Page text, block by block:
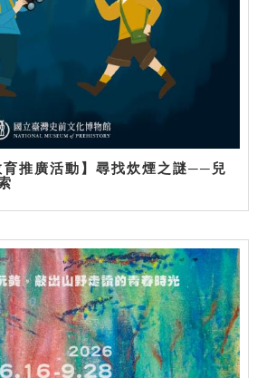
育推廣活動】尋找炊煙之謎──兒